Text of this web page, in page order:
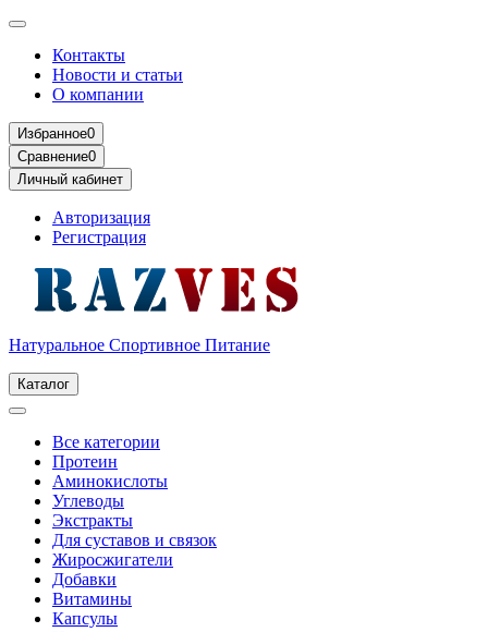
Контакты
Новости и статьи
О компании
Избранное0
Сравнение0
Личный кабинет
Авторизация
Регистрация
Натуральное Спортивное Питание
Каталог
Все категории
Протеин
Аминокислоты
Углеводы
Экстракты
Для суставов и связок
Жиросжигатели
Добавки
Витамины
Капсулы